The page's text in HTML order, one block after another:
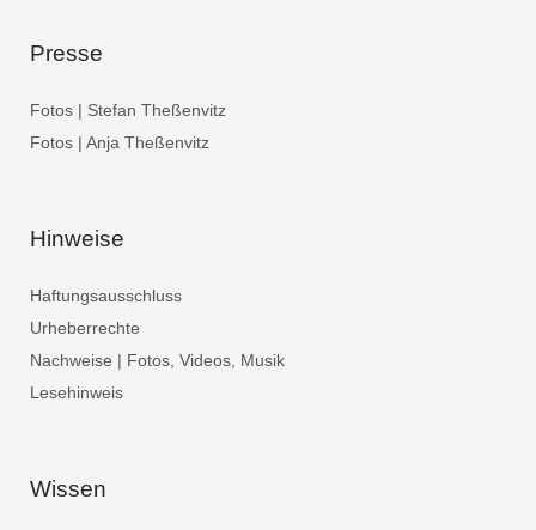
Presse
Fotos | Stefan Theßenvitz
Fotos | Anja Theßenvitz
Hinweise
Haftungsausschluss
Urheberrechte
Nachweise | Fotos, Videos, Musik
Lesehinweis
Wissen